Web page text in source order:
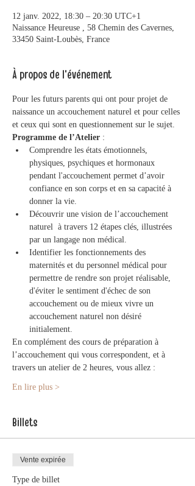
12 janv. 2022, 18:30 – 20:30 UTC+1
Naissance Heureuse , 58 Chemin des Cavernes,
33450 Saint-Loubès, France
À propos de l'événement
Pour les futurs parents qui ont pour projet de
naissance un accouchement naturel et pour celles
et ceux qui sont en questionnement sur le sujet.
Programme de l’Atelier :
Comprendre les états émotionnels,
physiques, psychiques et hormonaux
pendant l'accouchement permet d’avoir
confiance en son corps et en sa capacité à
donner la vie.
Découvrir une vision de l’accouchement
naturel  à travers 12 étapes clés, illustrées
par un langage non médical.
Identifier les fonctionnements des
maternités et du personnel médical pour
permettre de rendre son projet réalisable,
d'éviter le sentiment d'échec de son
accouchement ou de mieux vivre un
accouchement naturel non désiré
initialement.
En complément des cours de préparation à
l’accouchement qui vous correspondent, et à
travers un atelier de 2 heures, vous allez :
En lire plus >
Billets
Vente expirée
Type de billet